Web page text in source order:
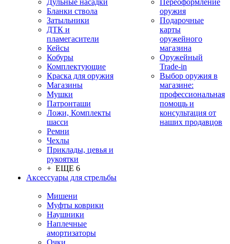
Дульные насадки
Бланки ствола
Затыльники
ДТК и
пламегасители
Кейсы
Кобуры
Комплектующие
Краска для оружия
Магазины
Мушки
Патронташи
Ложи, Комплекты
шасси
Ремни
Чехлы
Приклады, цевья и
рукоятки
+ ЕЩЕ 6
Аксессуары для стрельбы
Мишени
Муфты коврики
Наушники
Наплечные
амортизаторы
Очки
Переоформление
оружия
Подарочные
карты
оружейного
магазина
Оружейный
Trade-in
Выбор оружия в
магазине:
профессиональная
помощь и
консультация от
наших продавцов